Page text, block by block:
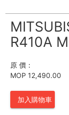
R410A
原 價：
MOP 12,490.00
加入購物車